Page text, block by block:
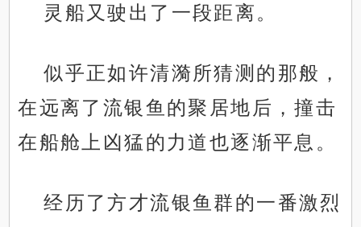
灵船又驶出了一段距离。
似乎正如许清漪所猜测的那般，
在远离了流银鱼的聚居地后，撞击
在船舱上凶猛的力道也逐渐平息。
经历了方才流银鱼群的一番激烈